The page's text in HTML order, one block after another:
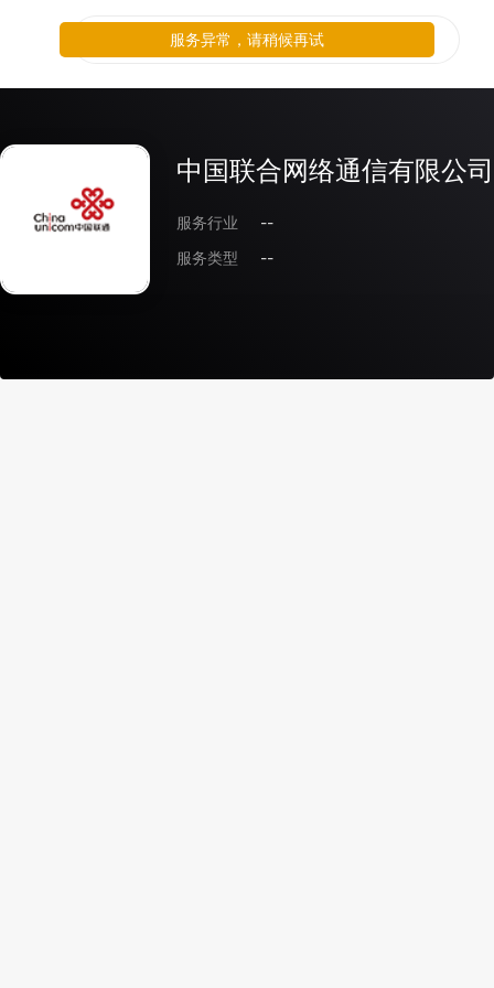
中国联合网络通信有限公
服务行业
--
服务类型
--
服务异常，请稍候再试